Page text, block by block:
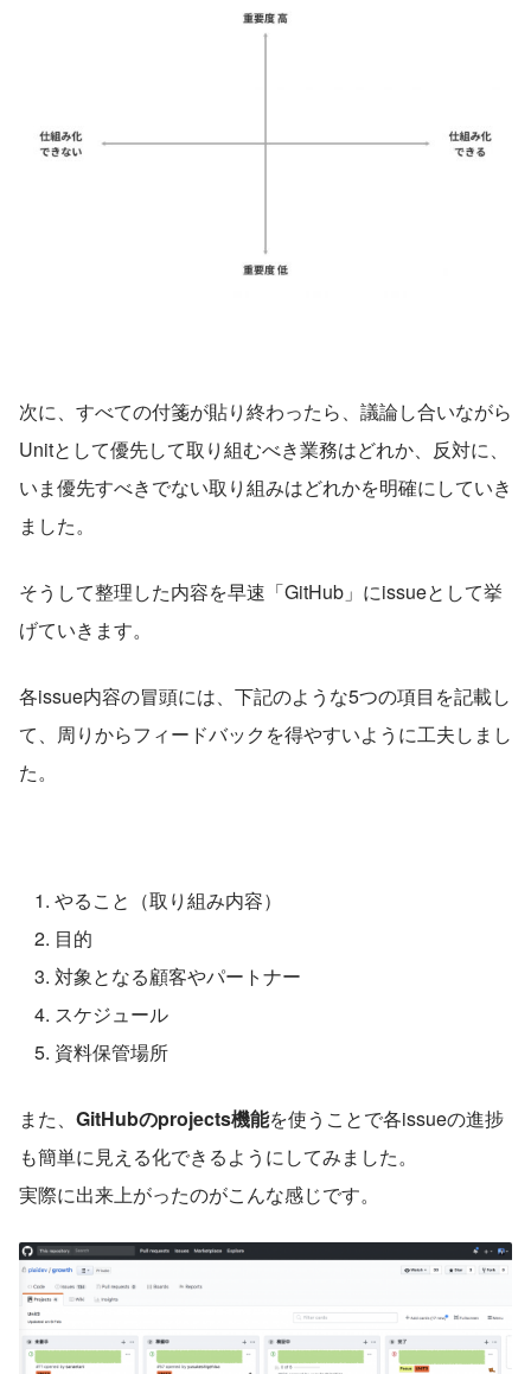
次に、すべての付箋が貼り終わったら、議論し合いながら
Unitとして優先して取り組むべき業務はどれか、反対に、
いま優先すべきでない取り組みはどれかを明確にしていき
ました。
そうして整理した内容を早速「GitHub」にissueとして挙
げていきます。
各issue内容の冒頭には、下記のような5つの項目を記載し
て、周りからフィードバックを得やすいように工夫しまし
た。
やること（取り組み内容）
目的
対象となる顧客やパートナー
スケジュール
資料保管場所
また、 GitHubのprojects機能を使うことで各issueの進捗
も簡単に見える化できるようにしてみました。
実際に出来上がったのがこんな感じです。